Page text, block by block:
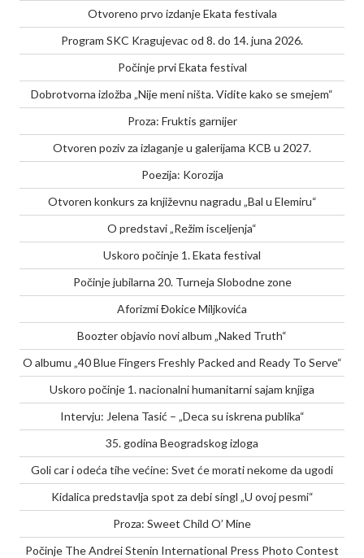
Otvoreno prvo izdanje Ekata festivala
Program SKC Kragujevac od 8. do 14. juna 2026.
Počinje prvi Ekata festival
Dobrotvorna izložba „Nije meni ništa. Vidite kako se smejem“
Proza: Fruktis garnijer
Otvoren poziv za izlaganje u galerijama KCB u 2027.
Poezija: Korozija
Otvoren konkurs za književnu nagradu „Bal u Elemiru“
O predstavi „Režim isceljenja“
Uskoro počinje 1. Ekata festival
Počinje jubilarna 20. Turneja Slobodne zone
Aforizmi Đokice Miljkovića
Boozter objavio novi album „Naked Truth“
O albumu „40 Blue Fingers Freshly Packed and Ready To Serve“
Uskoro počinje 1. nacionalni humanitarni sajam knjiga
Intervju: Jelena Tasić – „Deca su iskrena publika“
35. godina Beogradskog izloga
Goli car i odeća tihe većine: Svet će morati nekome da ugodi
Kidalica predstavlja spot za debi singl „U ovoj pesmi“
Proza: Sweet Child O’ Mine
Počinje The Andrei Stenin International Press Photo Contest